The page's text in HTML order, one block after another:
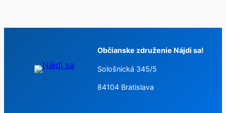
Občianske združenie Nájdi sa!
Sološnická 345/5
84104 Bratislava